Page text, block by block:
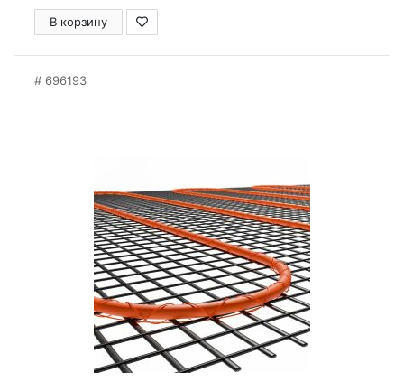
В корзину
696193